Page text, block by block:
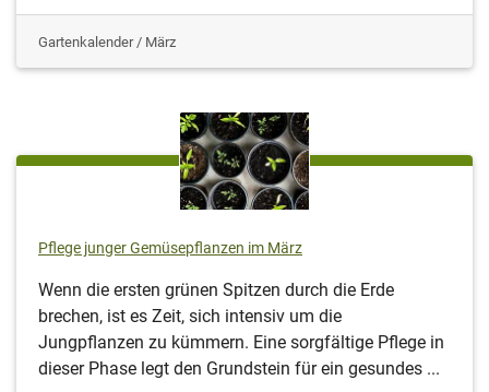
Gartenkalender / März
Pflege junger Gemüsepflanzen im März
Wenn die ersten grünen Spitzen durch die Erde
brechen, ist es Zeit, sich intensiv um die
Jungpflanzen zu kümmern. Eine sorgfältige Pflege in
dieser Phase legt den Grundstein für ein gesundes ...